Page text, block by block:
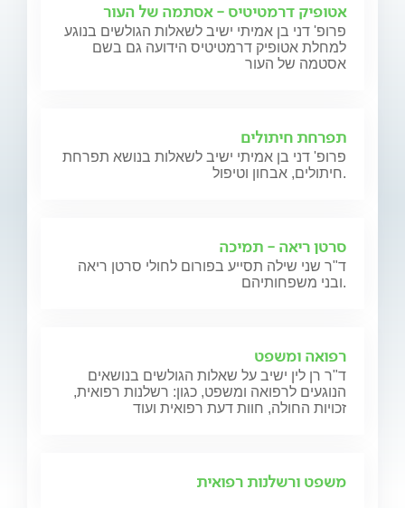
אטופיק דרמטיטיס - אסתמה של העור
פרופ' דני בן אמיתי ישיב לשאלות הגולשים בנוגע
למחלת אטופיק דרמטיטיס הידועה גם בשם
אסטמה של העור
תפרחת חיתולים
פרופ' דני בן אמיתי ישיב לשאלות בנושא תפרחת
חיתולים, אבחון וטיפול.
סרטן ריאה - תמיכה
ד"ר שני שילה תסייע בפורום לחולי סרטן ריאה
ובני משפחותיהם.
רפואה ומשפט
ד"ר רן לין ישיב על שאלות הגולשים בנושאים
הנוגעים לרפואה ומשפט, כגון: רשלנות רפואית,
זכויות החולה, חוות דעת רפואית ועוד
משפט ורשלנות רפואית